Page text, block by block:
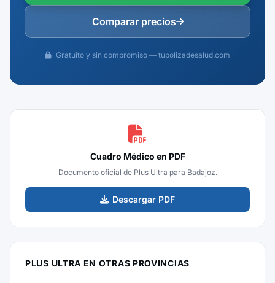
Comparar precios
Gratuito y sin compromiso — tupolizadesalud.com
Cuadro Médico en PDF
Documento oficial de Plus Ultra para Badajoz.
Descargar PDF
PLUS ULTRA EN OTRAS PROVINCIAS